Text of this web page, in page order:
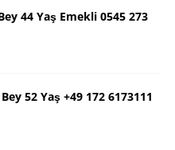
44 Yaş Emekli 0545 273
52 Yaş +49 172 6173111